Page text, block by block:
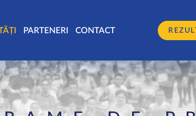
PARTENERI CONTACT